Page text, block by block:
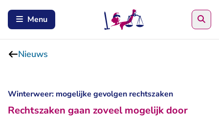
Menu
Nieuws
Winterweer: mogelijke gevolgen rechtszaken
Rechtszaken gaan zoveel mogelijk door